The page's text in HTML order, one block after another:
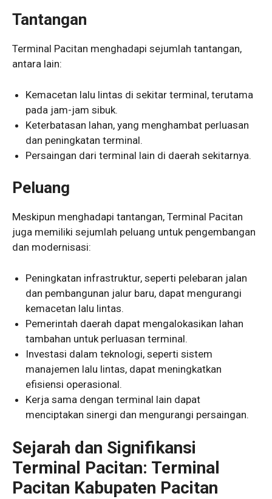
Tantangan
Terminal Pacitan menghadapi sejumlah tantangan,
antara lain:
Kemacetan lalu lintas di sekitar terminal, terutama
pada jam-jam sibuk.
Keterbatasan lahan, yang menghambat perluasan
dan peningkatan terminal.
Persaingan dari terminal lain di daerah sekitarnya.
Peluang
Meskipun menghadapi tantangan, Terminal Pacitan
juga memiliki sejumlah peluang untuk pengembangan
dan modernisasi:
Peningkatan infrastruktur, seperti pelebaran jalan
dan pembangunan jalur baru, dapat mengurangi
kemacetan lalu lintas.
Pemerintah daerah dapat mengalokasikan lahan
tambahan untuk perluasan terminal.
Investasi dalam teknologi, seperti sistem
manajemen lalu lintas, dapat meningkatkan
efisiensi operasional.
Kerja sama dengan terminal lain dapat
menciptakan sinergi dan mengurangi persaingan.
Sejarah dan Signifikansi
Terminal Pacitan: Terminal
Pacitan Kabupaten Pacitan